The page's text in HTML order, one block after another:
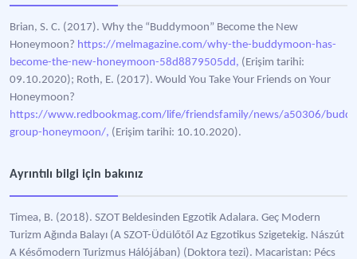
Brian, S. C. (2017). Why the “Buddymoon” Become the New
Honeymoon? https://melmagazine.com/why-the-buddymoon-has-
become-the-new-honeymoon-58d8879505dd, (Erişim tarihi:
09.10.2020); Roth, E. (2017). Would You Take Your Friends on Your
Honeymoon?
https://www.redbookmag.com/life/friendsfamily/news/a50306/
group-honeymoon/, (Erişim tarihi: 10.10.2020).
Ayrıntılı bilgi için bakınız
Timea, B. (2018). SZOT Beldesinden Egzotik Adalara. Geç Modern
Turizm Ağında Balayı (A SZOT-Üdülőtől Az Egzotikus Szigetekig. Nászút
A Későmodern Turizmus Hálójában) (Doktora tezi). Macaristan: Pécs